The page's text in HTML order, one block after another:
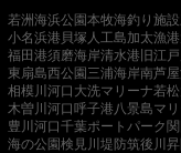
若洲海浜公園本牧海釣り施設
小名浜港 貝塚人工島加太漁港
福田港須磨海岸清水港 旧江
東扇島西公園 三浦海岸南芦
相模川河口 大洗マリーナ若松
木曽川河口呼子港八景島マ
豊川河口千葉ポートパーク
海の公園検見川堤防筑後川